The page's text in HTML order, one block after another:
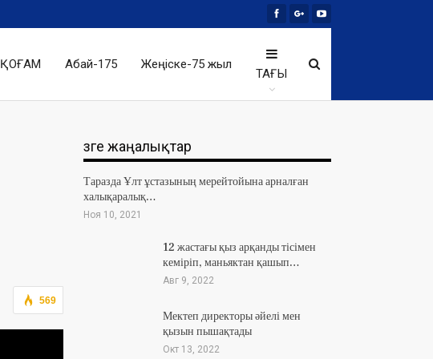
ҚОҒАМ Абай-175 Жеңіске-75 жыл
ТАҒЫ
569
Өзге жаңалықтар
Таразда Ұлт ұстазының мерейтойына арналған
халықаралық…
Ноя 10, 2021
12 жастағы қыз арқанды тісімен
кеміріп, маньяктан қашып…
Авг 9, 2022
Мектеп директоры әйелі мен
қызын пышақтады
Окт 13, 2022